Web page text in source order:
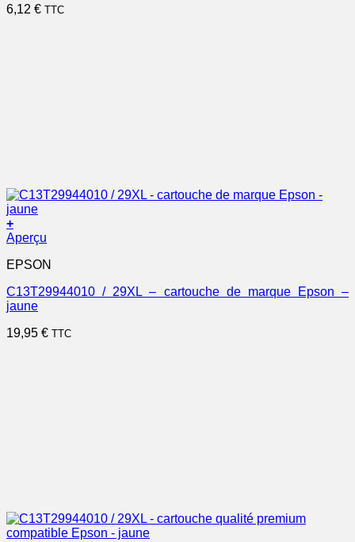
6,12 € TTC
+
Aperçu
EPSON
C13T29944010 / 29XL – cartouche de marque Epson –
jaune
19,95 € TTC